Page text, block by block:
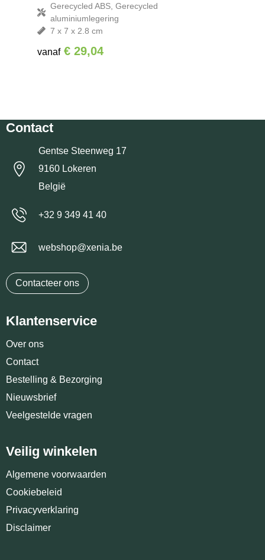
Gerecycled ABS, Gerecycled
aluminiumlegering
7 x 7 x 2.8 cm
vanaf € 29,04
Contact
Gentse Steenweg 17
9160 Lokeren
België
+32 9 349 41 40
webshop@xenia.be
Contacteer ons
Klantenservice
Over ons
Contact
Bestelling & Bezorging
Nieuwsbrief
Veelgestelde vragen
Veilig winkelen
Algemene voorwaarden
Cookiebeleid
Privacyverklaring
Disclaimer